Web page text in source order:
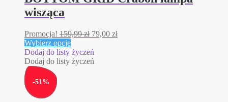
wisząca
Promocja! 159,99zł 79,00 zł
Wybierz opcjeTen
produkt
ma
Dodaj do listy życzeń
Dodaj do listy życzeń
-51 %